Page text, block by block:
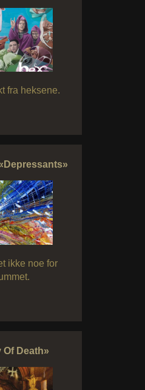
fra heksene.
ikke noe for
Of Death»